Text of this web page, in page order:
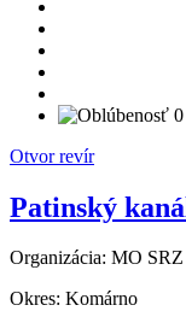
Otvor revír
Patinský
Organizácia: MO SRZ
Okres: Komárno